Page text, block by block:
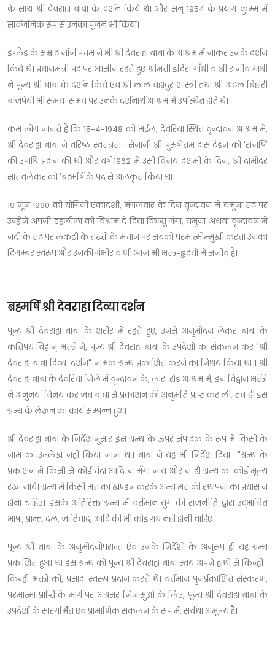
के साथ श्री देवराहा बाबा के दर्शन किये थे। और सन् 1954 के प्रयाग कुम्भ में
सार्वजनिक रूप से उनका पूजन भी किया।
इंग्लैंड के सम्राट जॉर्ज पंचम ने भी श्री देवराहा बाबा के आश्रम में जाकर उनके दर्शन
किये थे। प्रधानमंत्री पद पर आसीन रहते हुए श्रीमती इंदिरा गाँधी व श्री राजीव गांधी
ने पूज्य श्री बाबा के दर्शन किये एवं श्री लाल बहादुर शास्त्री तथा श्री अटल बिहारी
बाजपेयी भी समय-समय पर उनके दर्शनार्थ आश्रम में उपस्थित होते थे।
कम लोग जानते है कि 15-4-1948 को मईल, देवरिया स्थित वृन्दावन आश्रम में,
श्री देवराहा बाबा ने वरिष्ठ स्वतंत्रता । सेनानी श्री पुरुषोत्तम दास टंडन को 'राजर्षि'
की उपाधि प्रदान की थी और वर्ष 1962 में उसी विजय दशमी के दिन, श्री दामोदर
सातवलेकर को 'ब्रह्मर्षि के पद से अलंकृत किया था।
19 जून 1990 को योगिनी एकादशी, मंगलवार के दिन वृन्दावन में यमुना तट पर
उन्होंने अपनी इहलीला को विश्राम दे दिया किन्तु गंगा, यमुना अथवा वृन्दावन में
नदी के तट पर लकड़ी के तख्तों के मचान पर सबको परमात्मोन्मुखी करता उनका
दिगम्बर स्वरूप और उनकी गंभीर वाणी आज भी भक्त-हृदयों में सजीव है।
ब्रह्मर्षि श्री देवराहा दिव्या दर्शन
पूज्य श्री देवराहा बाबा के शरीर में रहते हुए, उनसे अनुमोदन लेकर बाबा के
कतिपय विद्वान् भक्तों ने, पूज्य श्री देवराहा बाबा के उपदेशों का संकलन कर "श्री
देवराहा बाबा दिव्य-दर्शन" नामक ग्रन्थ प्रकाशित करने का निश्चय किया था । श्री
देवराहा बाबा के देवरिया जिले में वृन्दावन के, लार-रोड आश्रम में, इन विद्वान भक्तीं
ने अनुनय-विनय कर जब बाबा से प्रकाशन की अनुमति प्राप्त कर ली, तब ही इस
ग्रन्थ के लेखन का कार्य सम्पन्न हुआ
श्री देवराहा बाबा के निर्देशानुसार इस ग्रन्थ के ऊपर संपादक के रूप में किसी के
नाम का उल्लेख नही किया जाना था। बाबा ने यह भी निर्देश दिया- "ग्रन्थ के
प्रकाशन में किसी से कोई चंदा आदि न मँगा जाय और न ही ग्रन्थ का कोई मूल्य
रखा जाये। ग्रन्थ में किसी मत का खण्डन करके अन्य मत की रथापना का प्रयास न
होना चाहिए। इसके अतिरिक्त ग्रन्थ में वर्तमान युग की राजनीति द्वारा उद्भावित
भाषा, प्रान्त, दल, जातिवाद, आदि की भी कोई गंध नही होनी चाहिए
पूज्य श्री बाबा के अनुमोदनोपरान्त एंव उनके निर्देशों के अनुरूप ही यह ग्रन्थ
प्रकाशित हुआ था इस ग्रन्थ को पूज्य श्री देवराहा बाबा स्वयं अपने हाथों से किन्ही-
किन्ही भक्तों को, प्रसाद-स्वरुप प्रदान करते थे। वर्तमान पुनर्प्रकाशित संस्करण,
परमात्मा प्राप्ति के मार्ग पर अग्रसर जिज्ञासुओं के लिए, पूज्य श्री देवराहा बाबा के
उपदेशों के सारगर्मित एवं प्रामाणिक संकलन के रूप में, सर्वथा अमूल्य है।